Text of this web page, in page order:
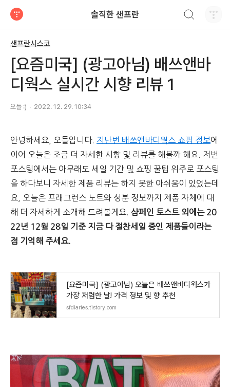
솔직한 샌프란
샌프란시스코
[요즘미국] (광고아님) 배쓰앤바
디웍스 실시간 시향 리뷰 1
오들 :) 2022. 12. 29. 10:34
안녕하세요, 오들입니다. 지난번 배쓰앤바디웍스 쇼핑 정보에
이어 오늘은 조금 더 자세한 시향 및 리뷰를 해볼까 해요. 저번
포스팅에서는 아무래도 세일 기간 및 쇼핑 꿀팁 위주로 포스팅
을 하다보니 자세한 제품 리뷰는 하지 못한 아쉬움이 있었는데
요, 오늘은 프래그런스 노트와 성분 정보까지 제품 자체에 대
해 더 자세하게 소개해 드려볼게요. 샴페인 토스트 외에는 20
22년 12월 28일 기준 지금 다 절찬세일 중인 제품들이라는
점 기억해 주세요.
[요즘미국] (광고아님) 오늘은 배쓰앤바디웍스가
가장 저렴한 날! 가격 정보 및 향 추천
sfdiaries.tistory.com